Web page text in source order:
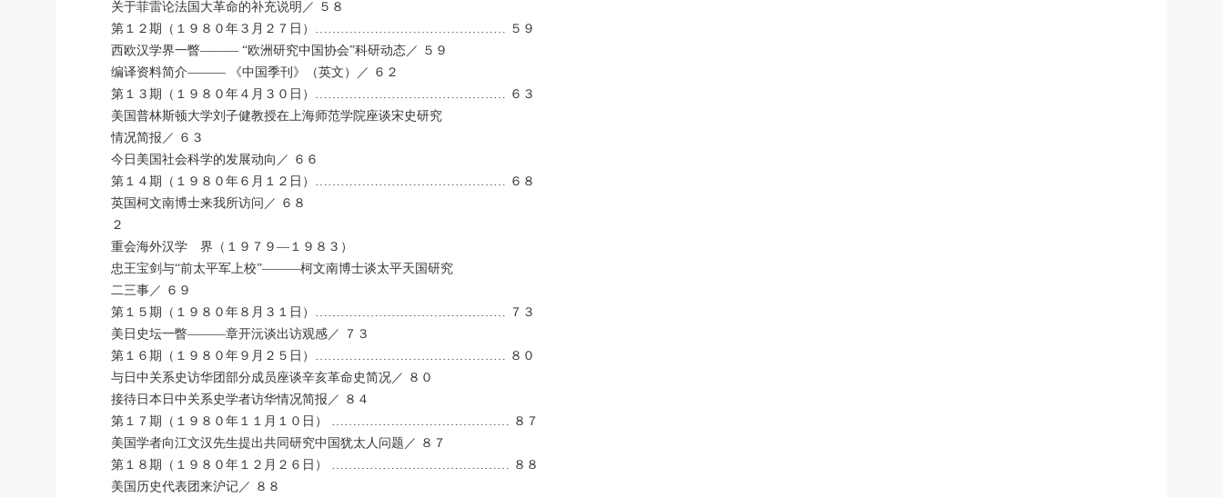
关于菲雷论法国大革命的补充说明／ ５８
第１２期（１９８０年３月２７日）……………………………………… ５９
西欧汉学界一瞥――― “欧洲研究中国协会”科研动态／ ５９
编译资料简介――― 《中国季刊》（英文）／ ６２
第１３期（１９８０年４月３０日）……………………………………… ６３
美国普林斯顿大学刘子健教授在上海师范学院座谈宋史研究
情况简报／ ６３
今日美国社会科学的发展动向／ ６６
第１４期（１９８０年６月１２日）……………………………………… ６８
英国柯文南博士来我所访问／ ６８
２
重会海外汉学 界（１９７９―１９８３）
忠王宝剑与“前太平军上校”―――柯文南博士谈太平天国研究
二三事／ ６９
第１５期（１９８０年８月３１日）……………………………………… ７３
美日史坛一瞥―――章开沅谈出访观感／ ７３
第１６期（１９８０年９月２５日）……………………………………… ８０
与日中关系史访华团部分成员座谈辛亥革命史简况／ ８０
接待日本日中关系史学者访华情况简报／ ８４
第１７期（１９８０年１１月１０日） …………………………………… ８７
美国学者向江文汉先生提出共同研究中国犹太人问题／ ８７
第１８期（１９８０年１２月２６日） …………………………………… ８８
美国历史代表团来沪记／ ８８